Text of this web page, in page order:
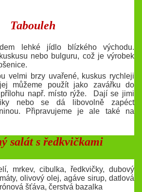
Tabouleh
lehké jídlo blízkého východu.
nebo bulguru, což je výrobek
velmi brzy uvařené, kuskus rychleji
můžeme použít jako zavářku do
např. místo rýže. Dají se jimi
nebo se dá libovolně zapéct
Připravujeme je ale také na
salát s ředkvičkami
mrkev, cibulka, ředkvičky, dubový
olivový olej, agáve sirup, datlová
šťáva, čerstvá bazalka